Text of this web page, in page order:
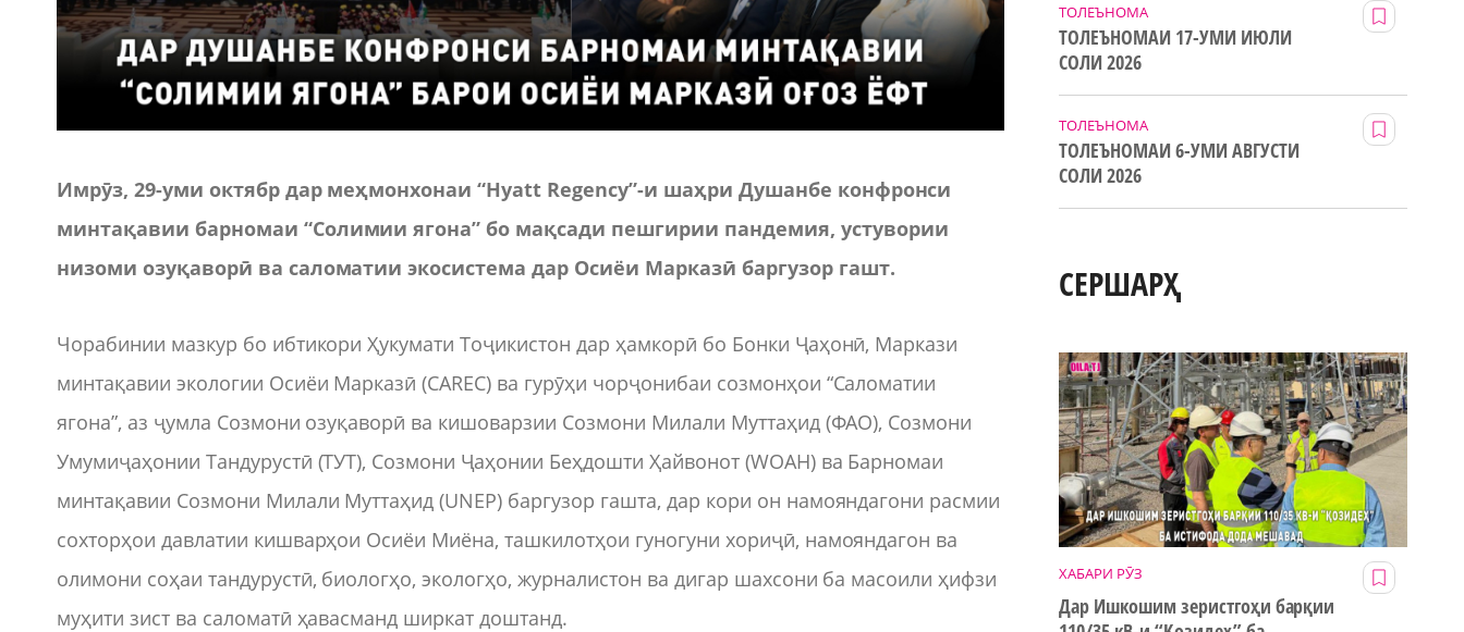
Имрӯз, 29-уми октябр дар меҳмонхонаи “Hyatt Regency”-и шаҳри Душанбе конфронси
минтақавии барномаи “Солимии ягона” бо мақсади пешгирии пандемия, устувории
низоми озуқаворӣ ва саломатии экосистема дар Осиёи Марказӣ баргузор гашт.
Чорабинии мазкур бо ибтикори Ҳукумати Тоҷикистон дар ҳамкорӣ бо Бонки Ҷаҳонӣ, Маркази
минтақавии экологии Осиёи Марказӣ (CAREC) ва гурӯҳи чорҷонибаи созмонҳои “Саломатии
ягона”, аз ҷумла Созмони озуқаворӣ ва кишоварзии Созмони Милали Муттаҳид (ФАО), Созмони
Умумиҷаҳонии Тандурустӣ (ТУТ), Созмони Ҷаҳонии Беҳдошти Ҳайвонот (WOAH) ва Барномаи
минтақавии Созмони Милали Муттаҳид (UNEP) баргузор гашта, дар кори он намояндагони расмии
сохторҳои давлатии кишварҳои Осиёи Миёна, ташкилотҳои гуногуни хориҷӣ, намояндагон ва
олимони соҳаи тандурустӣ, биологҳо, экологҳо, журналистон ва дигар шахсони ба масоили ҳифзи
муҳити зист ва саломатӣ ҳавасманд ширкат доштанд.
ТОЛЕЪНОМА
ТОЛЕЪНОМАИ 17-УМИ ИЮЛИ
СОЛИ 2026
ТОЛЕЪНОМА
ТОЛЕЪНОМАИ 6-УМИ АВГУСТИ
СОЛИ 2026
СЕРШАРҲ
ХАБАРИ РӮЗ
Дар Ишкошим зеристгоҳи барқии